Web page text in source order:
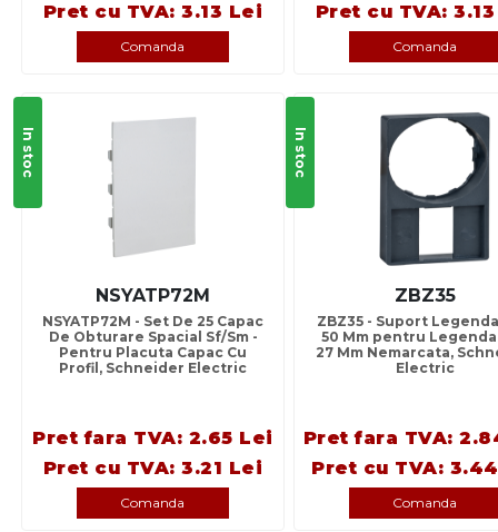
Pret cu TVA: 3.13 Lei
Comanda
Pret cu TVA:
Comanda
In stoc
NSYATP72M
NSYATP72M - Set De 25 Capac
De Obturare Spacial Sf/Sm -
Pentru Placuta Capac Cu
Profil, Schneider Electric
Pret fara TVA: 2.65 Lei
Pret cu TVA: 3.21 Lei
Comanda
In stoc
ZBZ35
ZBZ35 - Suport
50 Mm pentru Legenda
27 Mm Nemarcata,
Electric
Pret fara TVA:
Pret cu TVA:
Comanda